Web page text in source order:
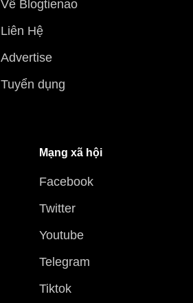
Về Blogtienao
Liên Hệ
Advertise
Tuyển dụng
Mạng xã hội
Facebook
Twitter
Youtube
Telegram
Tiktok